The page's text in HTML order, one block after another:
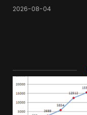
2026-08-04